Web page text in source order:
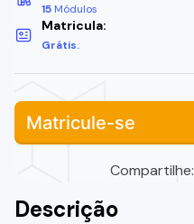
15 Módulos
Matricula:
Grátis.
Matricule-se
Compartilhe:
Descrição